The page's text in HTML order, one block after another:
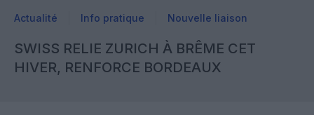
Actualité Info pratique Nouvelle liaison
SWISS RELIE ZURICH À BRÊME CET
HIVER, RENFORCE BORDEAUX